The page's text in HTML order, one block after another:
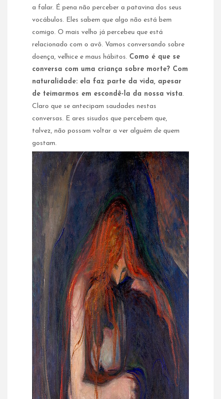
a falar. É pena não perceber a patavina dos seus
vocábulos. Eles sabem que algo não está bem
comigo. O mais velho já percebeu que está
relacionado com o avô. Vamos conversando sobre
doença, velhice e maus hábitos. Como é que se
conversa com uma criança sobre morte? Com
naturalidade: ela faz parte da vida, apesar
de teimarmos em escondê-la da nossa vista.
Claro que se antecipam saudades nestas
conversas. E ares sisudos que percebem que,
talvez, não possam voltar a ver alguém de quem
gostam.